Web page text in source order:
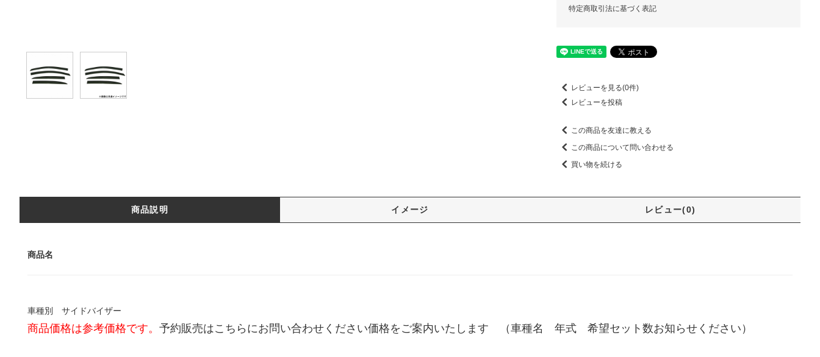
特定商取引法に基づく表記
レビューを見る(0件)
レビューを投稿
この商品を友達に教える
この商品について問い合わせる
買い物を続ける
商品説明 イメージ レビュー(0)
商品名
車種別 サイドバイザー
商品価格は参考価格です。 予約販売はこちらにお問い合わせください価格をご案内いたします （車種名 年式 希望セット数お知らせください）